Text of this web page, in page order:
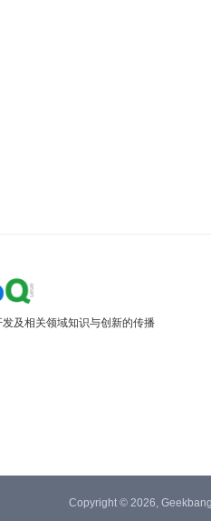
及相关领域知识与创新的传播
Copyright © 2026,